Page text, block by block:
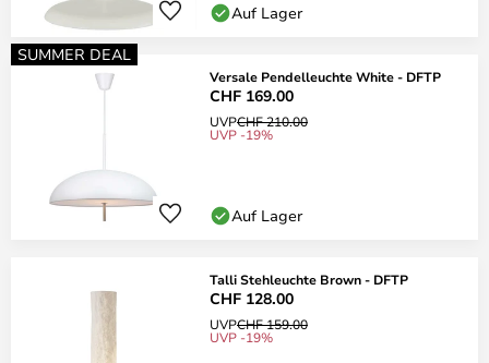
Auf Lager
SUMMER DEAL
Versale Pendelleuchte White - DFTP
CHF 169.00
UVPCHF 210.00
UVP -19%
Auf Lager
Talli Stehleuchte Brown - DFTP
CHF 128.00
UVPCHF 159.00
UVP -19%